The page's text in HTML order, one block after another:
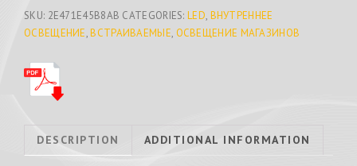
SKU: 2E471E45B8AB CATEGORIES:LED, ВНУТРЕННЕЕ
ОСВЕЩЕНИЕ,ВСТРАИВАЕМЫЕ, ОСВЕЩЕНИЕ МАГАЗИНОВ
DESCRIPTION ADDITIONAL INFORMATION